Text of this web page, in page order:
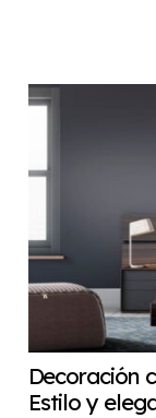
Decoración
Estilo y